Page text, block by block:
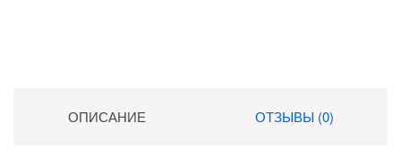
ОПИСАНИЕ ОТЗЫВЫ (0)